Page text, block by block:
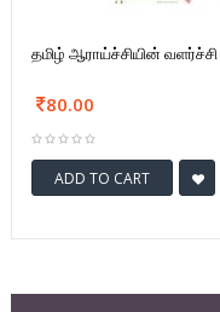
தமிழ் ஆராய்ச்சியின் வளர்ச்சி
80.00
ADD TO CART